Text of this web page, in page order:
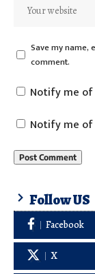
Save my name,
comment.
Notify me
Notify me
Follow US
Facebook
X